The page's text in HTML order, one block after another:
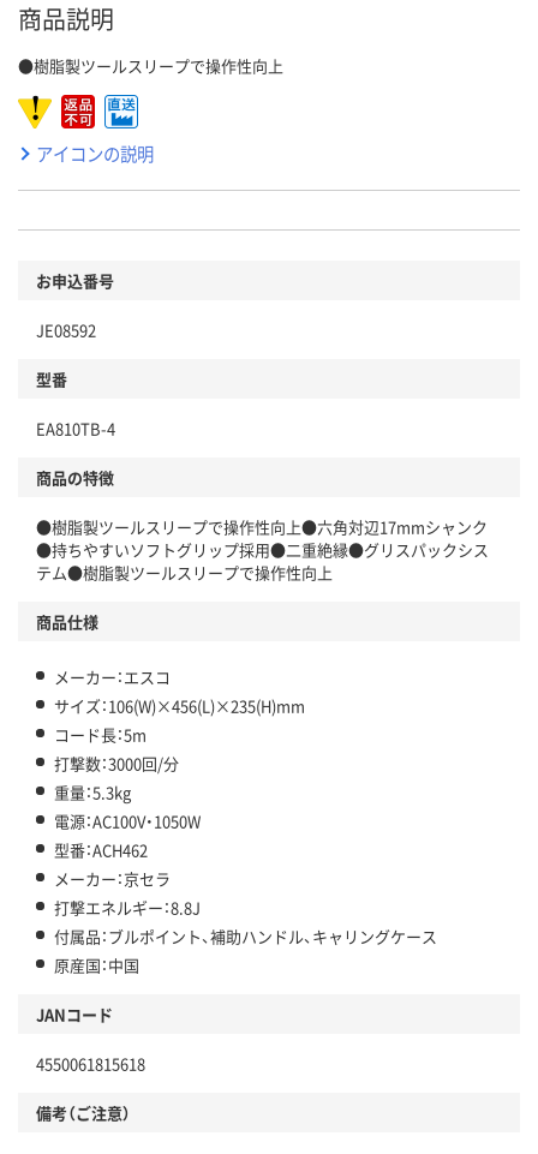
商品説明
●樹脂製ツールスリープで操作性向上
アイコンの説明
お申込番号
JE08592
型番
EA810TB-4
商品の特徴
●樹脂製ツールスリープで操作性向上●六角対辺17mmシャンク
●持ちやすいソフトグリップ採用●二重絶縁●グリスパックシス
テム●樹脂製ツールスリープで操作性向上
商品仕様
メーカー：エスコ
サイズ：106(W)×456(L)×235(H)mm
コード長：5m
打撃数：3000回/分
重量：5.3kg
電源：AC100V・1050W
型番：ACH462
メーカー：京セラ
打撃エネルギー：8.8J
付属品：ブルポイント、補助ハンドル、キャリングケース
原産国：中国
JANコード
4550061815618
備考（ご注意）